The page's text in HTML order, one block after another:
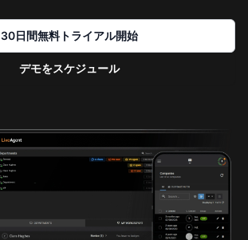
30日間無料トライアル開始
デモをスケジュール